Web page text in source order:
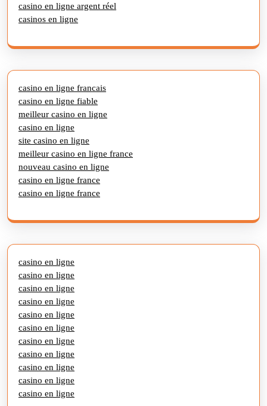
casino en ligne argent réel
casinos en ligne
casino en ligne francais
casino en ligne fiable
meilleur casino en ligne
casino en ligne
site casino en ligne
meilleur casino en ligne france
nouveau casino en ligne
casino en ligne france
casino en ligne france
casino en ligne
casino en ligne
casino en ligne
casino en ligne
casino en ligne
casino en ligne
casino en ligne
casino en ligne
casino en ligne
casino en ligne
casino en ligne